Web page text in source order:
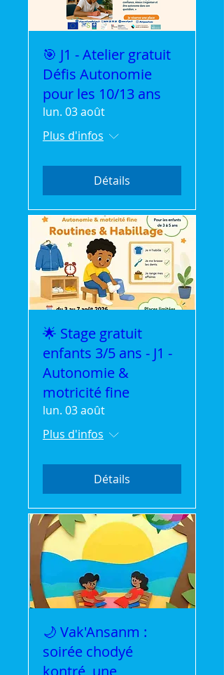
🎯 J1 - Atelier gratuit
Défis Autonomie
pour les 10/13 ans
lun. 03 août
Plus d'infos
Détails
🌟 Stage gratuit
enfants 3/5 ans - J1 -
Autonomie &
motricité fine
lun. 03 août
Plus d'infos
Détails
🌙 Vak'Ansanm :
soirée chodyé
kontré, une